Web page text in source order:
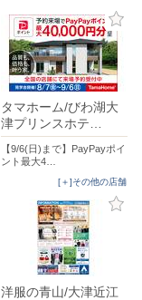
タマホーム/びわ湖大
津プリンスホテ…
【9/6(日)まで】PayPayポイ
ント最大4…
[＋]その他の店舗
洋服の青山/大津近江